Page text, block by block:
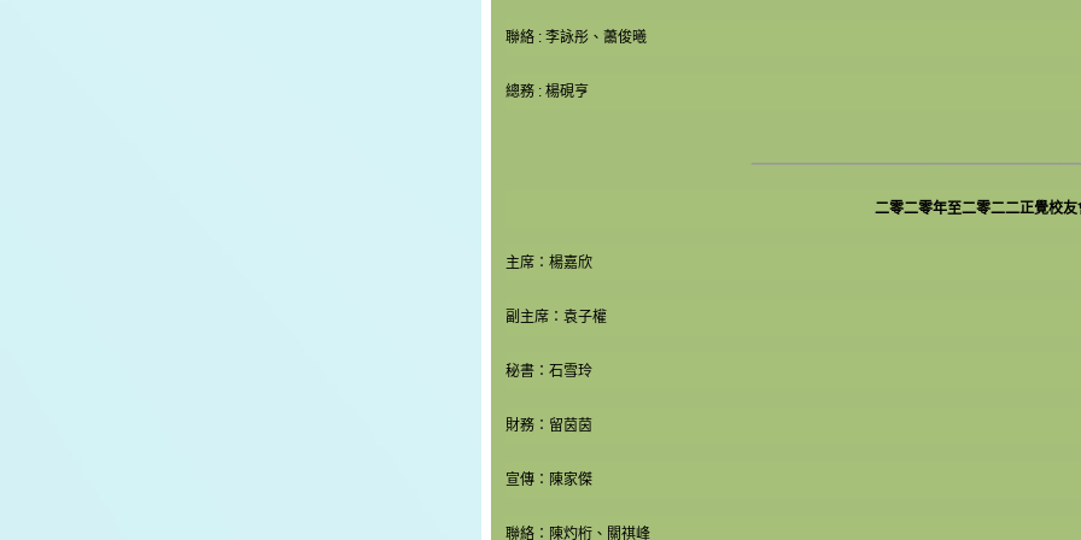
聯絡 : 李詠彤、蕭俊曦
總務 : 楊硯亨
二零二零年至二零二二正覺校友
主席：楊嘉欣
副主席：袁子權
秘書：石雪玲
財務：留茵茵
宣傳：陳家傑
聯絡：陳灼桁、關祺峰